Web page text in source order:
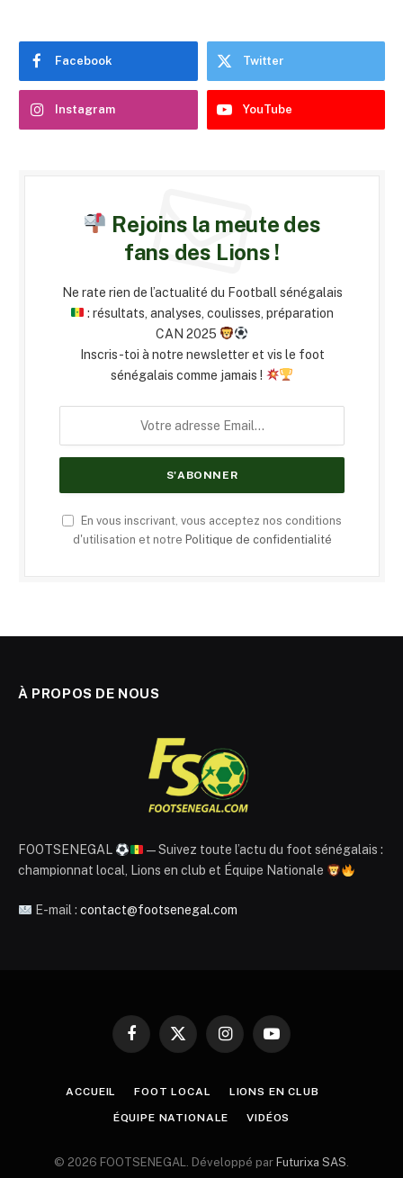
Facebook Twitter
Instagram YouTube
Rejoins la meute des
fans des Lions !
Ne rate rien de l’actualité du Football sénégalais
: résultats, analyses, coulisses, préparation
CAN 2025
Inscris-toi à notre newsletter et vis le foot
sénégalais comme jamais !
En vous inscrivant, vous acceptez nos conditions
d'utilisation et notre Politique de confidentialité
À PROPOS DE NOUS
FOOTSENEGAL
— Suivez toute l’actu du foot sénégalais :
championnat local, Lions en club et Équipe Nationale
E-mail : contact@footsenegal.com
Facebook
X
InstagramYouTube
ACCUEIL FOOT LOCAL LIONS EN CLUB
ÉQUIPE NATIONALE VIDÉOS
© 2026 FOOTSENEGAL. Développé par Futurixa SAS.